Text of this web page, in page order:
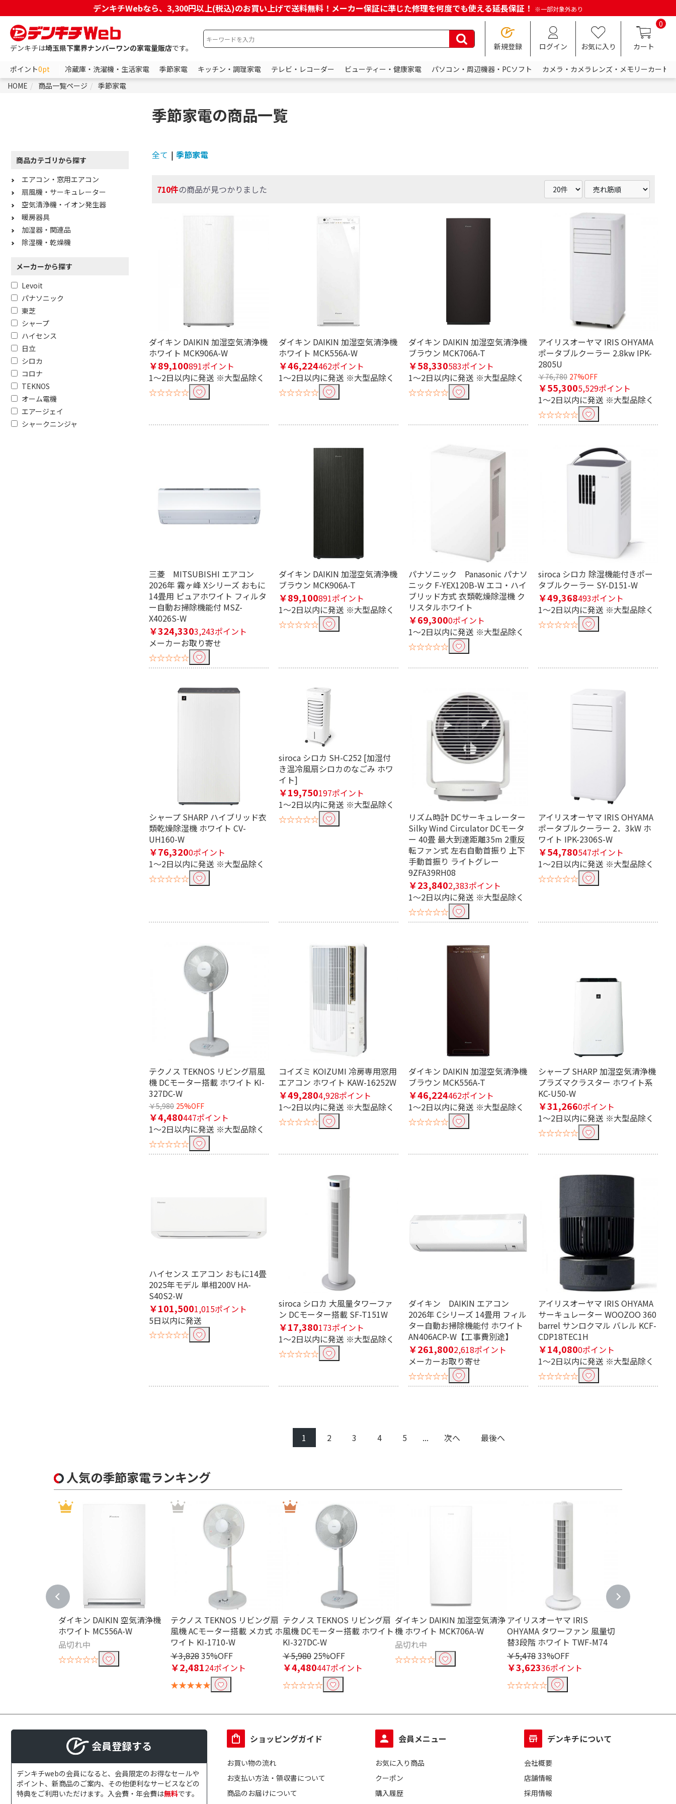
デンキチWebなら、3,300円以上(税込)のお買い上げで送料無料！メーカー保証に準じた修理を何度でも使える延長保証！ ※一部対象外あり
デンキチは埼玉県下業界ナンバーワンの家電量販店です。 新規登録 ログイン お気に入り
0
カート
ポイント0pt 冷蔵庫・洗濯機・生活家電 季節家電 キッチン・調理家電 テレビ・レコーダー ビューティー・健康家電 パソコン・周辺機器・PCソフト
カメラ・カメラレンズ・メモリーカード
HOME
商品一覧ページ 季節家電
季節家電の商品一覧
全て | 季節家電
710件の商品が見つかりました
ダイキン DAIKIN 加湿空気清浄機
ホワイト MCK906A-W
￥89,100891ポイント
1～2日以内に発送 ※大型品除く
☆☆☆☆☆
ダイキン DAIKIN 加湿空気清浄機
ホワイト MCK556A-W
￥46,224462ポイント
1～2日以内に発送 ※大型品除く
☆☆☆☆☆
ダイキン DAIKIN 加湿空気清浄機
ブラウン MCK706A-T
￥58,330583ポイント
1～2日以内に発送 ※大型品除く
☆☆☆☆☆
アイリスオーヤマ IRIS OHYAMA
ポータブルクーラー 2.8kw IPK-
2805U
￥76,780 27%OFF
￥55,3005,529ポイント
1～2日以内に発送 ※大型品除く
☆☆☆☆☆
三菱 MITSUBISHI エアコン
2026年 霧ヶ峰 Xシリーズ おもに
14畳用 ピュアホワイト フィルタ
ー自動お掃除機能付 MSZ-
X4026S-W
￥324,3303,243ポイント
メーカーお取り寄せ
☆☆☆☆☆
ダイキン DAIKIN 加湿空気清浄機
ブラウン MCK906A-T
￥89,100891ポイント
1～2日以内に発送 ※大型品除く
☆☆☆☆☆
パナソニック Panasonic パナソ
ニック F-YEX120B-W エコ・ハイ
ブリッド方式 衣類乾燥除湿機 ク
リスタルホワイト
￥69,3000ポイント
1～2日以内に発送 ※大型品除く
☆☆☆☆☆
siroca シロカ 除湿機能付きポー
タブルクーラー SY-D151-W
￥49,368493ポイント
1～2日以内に発送 ※大型品除く
☆☆☆☆☆
シャープ SHARP ハイブリッド衣
類乾燥除湿機 ホワイト CV-
UH160-W
￥76,3200ポイント
1～2日以内に発送 ※大型品除く
☆☆☆☆☆
siroca シロカ SH-C252 [加湿付
き温冷風扇シロカのなごみ ホワ
イト]
￥19,750197ポイント
1～2日以内に発送 ※大型品除く
☆☆☆☆☆
リズム時計 DCサーキュレーター
Silky Wind Circulator DCモータ
ー 40畳 最大到達距離35m 2重反
転ファン式 左右自動首振り 上下
手動首振り ライトグレー
9ZFA39RH08
￥23,8402,383ポイント
1～2日以内に発送 ※大型品除く
☆☆☆☆☆
アイリスオーヤマ IRIS OHYAMA
ポータブルクーラー 2．3kW ホ
ワイト IPK-2306S-W
￥54,780547ポイント
1～2日以内に発送 ※大型品除く
☆☆☆☆☆
テクノス TEKNOS リビング扇風
機 DCモーター搭載 ホワイト KI-
327DC-W
￥5,980 25%OFF
￥4,480447ポイント
1～2日以内に発送 ※大型品除く
☆☆☆☆☆
コイズミ KOIZUMI 冷房専用窓用
エアコン ホワイト KAW-16252W
￥49,2804,928ポイント
1～2日以内に発送 ※大型品除く
☆☆☆☆☆
ダイキン DAIKIN 加湿空気清浄機
ブラウン MCK556A-T
￥46,224462ポイント
1～2日以内に発送 ※大型品除く
☆☆☆☆☆
シャープ SHARP 加湿空気清浄機
プラズマクラスター ホワイト系
KC-U50-W
￥31,2660ポイント
1～2日以内に発送 ※大型品除く
☆☆☆☆☆
ハイセンス エアコン おもに14畳
2025年モデル 単相200V HA-
S40S2-W
￥101,5001,015ポイント
5日以内に発送
☆☆☆☆☆
siroca シロカ 大風量タワーファ
ン DCモーター搭載 SF-T151W
￥17,380173ポイント
1～2日以内に発送 ※大型品除く
☆☆☆☆☆
ダイキン DAIKIN エアコン
2026年 Cシリーズ 14畳用 フィル
ター自動お掃除機能付 ホワイト
AN406ACP-W【工事費別途】
￥261,8002,618ポイント
メーカーお取り寄せ
☆☆☆☆☆
アイリスオーヤマ IRIS OHYAMA
サーキュレーター WOOZOO 360
barrel サンロクマル バレル KCF-
CDP18TEC1H
￥14,0800ポイント
1～2日以内に発送 ※大型品除く
☆☆☆☆☆
1 2 3 4 5 ... 次へ 最後へ
商品カテゴリから探す
エアコン・窓用エアコン
扇風機・サーキュレーター
空気清浄機・イオン発生器
暖房器具
加湿器・関連品
除湿機・乾燥機
メーカーから探す
Levoit
パナソニック
東芝
シャープ
ハイセンス
日立
シロカ
コロナ
TEKNOS
オーム電機
エアージェイ
シャークニンジャ
フリーワードで絞り込む
除外する にチェックを入れると、指定したワードを除外して検索します。
価格で絞り込む
円~ 円
リモコンで絞り込む
ブランド名で絞り込む
便利&快適機能で絞り込む
スマホ連携（別売対
タイマーで絞り込む
自動首振り機能で絞り込む
チャイルドロック機能で絞り込む
人気の季節家電ランキング
ダイキン DAIKIN 空気清浄機
ホワイト MC556A-W
品切れ中
☆☆☆☆☆
テクノス TEKNOS リビング扇
風機 ACモーター搭載 メカ式 ホ
ワイト KI-1710-W
￥3,82835%OFF
￥2,48124ポイント
★★★★★
テクノス TEKNOS リビング扇
風機 DCモーター搭載 ホワイト
KI-327DC-W
￥5,980 25%OFF
￥4,480447ポイント
☆☆☆☆☆
ダイキン DAIKIN 加湿空気清浄
機 ホワイト MCK706A-W
品切れ中
☆☆☆☆☆
アイリスオーヤマ IRIS
OHYAMA タワーファン 風量切
替3段階 ホワイト TWF-M74
￥5,47833%OFF
￥3,62336ポイント
☆☆☆☆☆
会員登録する
デンキチwebの会員になると、会員限定のお得なセールや
ポイント、新商品のご案内、その他便利なサービスなどの
特典をご利用いただけます。入会費・年会費は無料です。
ショッピングガイド
お買い物の流れ
お支払い方法・領収書について
商品のお届けについて
会員メニュー
お気に入り商品
クーポン
購入履歴
デンキチについて
会社概要
店舗情報
採用情報